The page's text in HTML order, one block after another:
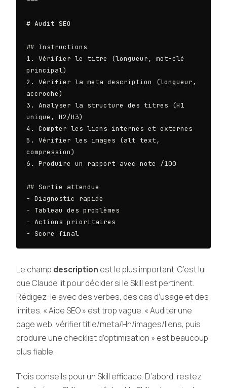
# Audit SEO
## Instructions
1. Vérifier le titre (longueur, mot-clé
principal)
2. Vérifier la meta description (longueur,
accroche)
3. Analyser la structure des titres (H1
unique, H2/H3)
4. Compter les liens internes et externes
5. Vérifier les images (alt text,
compression)
6. Produire un rapport avec note /100
## Sortie attendue
- Diagnostic rapide
- Tableau des problèmes
- Actions prioritaires
- Score final
Le champ description est le plus important. C’est lui
que Claude lit pour décider si le Skill est pertinent.
Rédigez-le avec des verbes, des cas d’usage et des
limites. « Aide SEO » est trop vague. « Auditer une
page web, vérifier title/meta/Hn/images/liens, puis
produire une checklist d’optimisation » est beaucoup
plus fiable.
Trois conseils pour un Skill efficace. D’abord, restez